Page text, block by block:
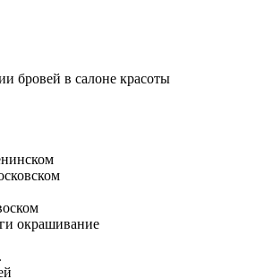
бровей в салоне красоты
окрашивание